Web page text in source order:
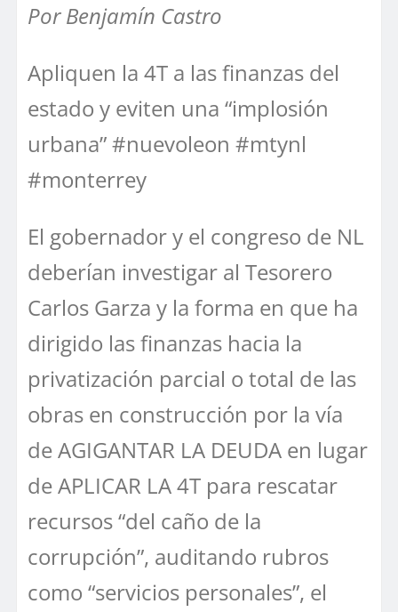
Por Benjamín Castro
Apliquen la 4T a las finanzas del
estado y eviten una “implosión
urbana” #nuevoleon #mtynl
#monterrey
El gobernador y el congreso de NL
deberían investigar al Tesorero
Carlos Garza y la forma en que ha
dirigido las finanzas hacia la
privatización parcial o total de las
obras en construcción por la vía
de AGIGANTAR LA DEUDA en lugar
de APLICAR LA 4T para rescatar
recursos “del caño de la
corrupción”, auditando rubros
como “servicios personales”, el